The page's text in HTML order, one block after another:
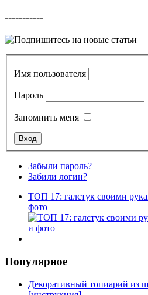
-----------
Имя пользователя
Пароль
Запомнить меня
Забыли пароль?
Забили логин?
ТОП 17: галстук своими
фото
Популярное
Декоративный топиарий из